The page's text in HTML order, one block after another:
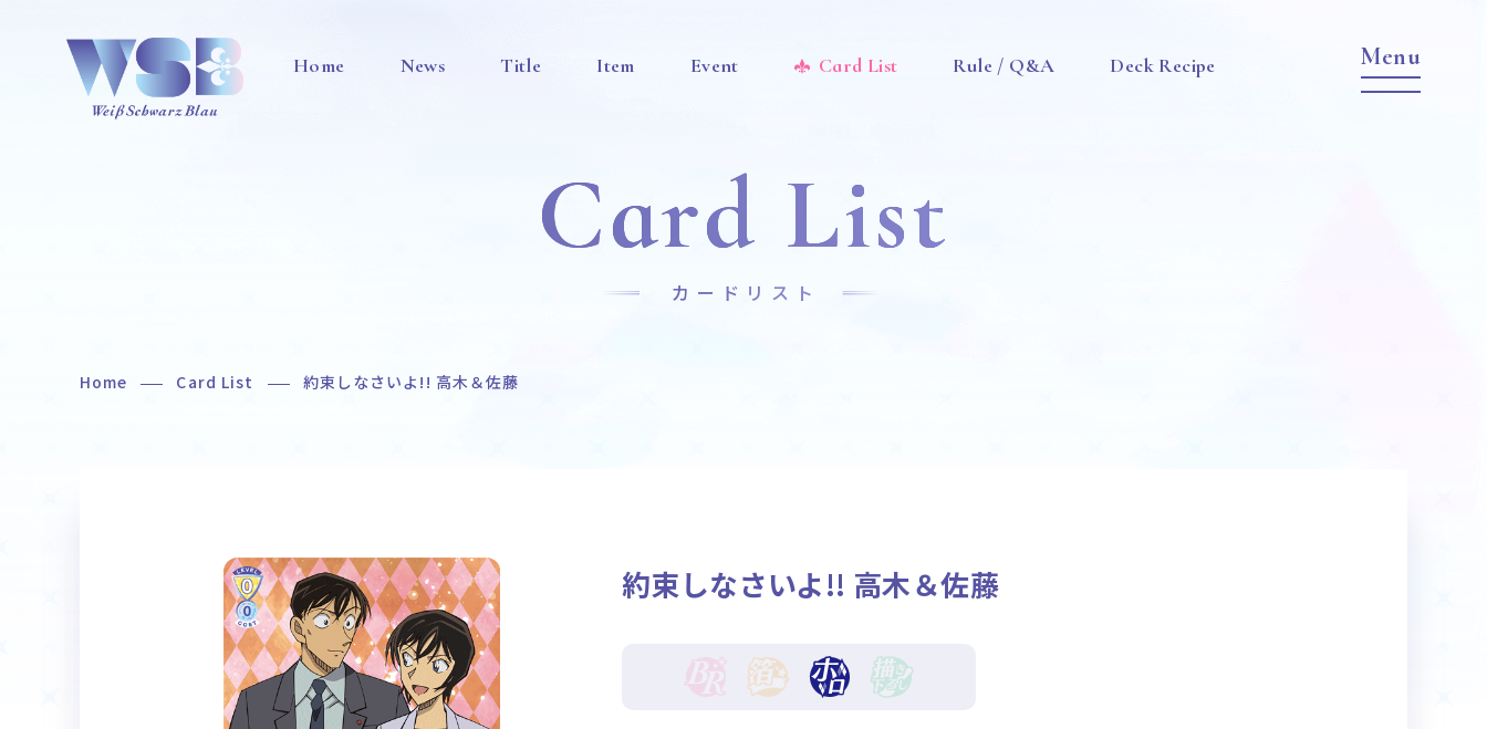
Home News Title Item Event Card List Rule / Q&A Deck Recipe
Event
イベント
Card List Rule / Q&A
Card List
カードリスト
Home Card List 約束しなさいよ!! 高木＆佐藤
約束しなさいよ!! 高木＆佐藤